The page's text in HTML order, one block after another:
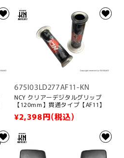
価
格
675I03LD277AF11-KN
NCY クリアーデジタルグリップ
【120mm】貫通タイプ【AF11】
通
価
格
¥2,398円(税込)